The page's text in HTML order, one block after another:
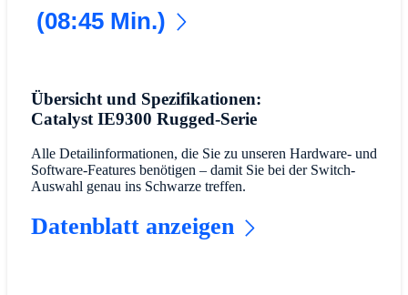
(08:45 Min.)
Übersicht und Spezifikationen:
Catalyst IE9300 Rugged-Serie
Alle Detailinformationen, die Sie zu unseren Hardware- und
Software-Features benötigen – damit Sie bei der Switch-
Auswahl genau ins Schwarze treffen.
Datenblatt anzeigen